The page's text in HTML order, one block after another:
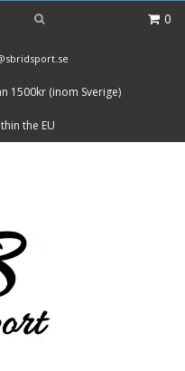
0
1500kr (inom Sverige)
the EU